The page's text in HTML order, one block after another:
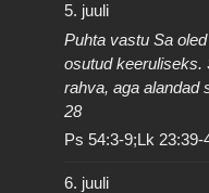
5. juuli
Puhta vastu Sa
osutud keeruliseks.
rahva, aga alandad
28
Ps 54:3-9;Lk 23:39-
6. juuli